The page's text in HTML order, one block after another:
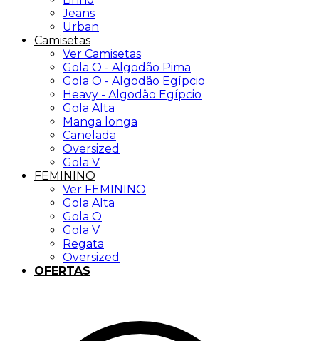
Jeans
Urban
Camisetas
Ver Camisetas
Gola O - Algodão Pima
Gola O - Algodão Egípcio
Heavy - Algodão Egípcio
Gola Alta
Manga longa
Canelada
Oversized
Gola V
FEMININO
Ver FEMININO
Gola Alta
Gola O
Gola V
Regata
Oversized
OFERTAS